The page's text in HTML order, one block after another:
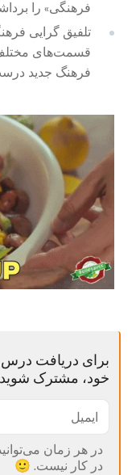
فرهنگی» را
تلفیق گرایی
قسمت‌های
فرهنگ جدید
برای دریافت
خود، مشترک
در هر زمان
در کار نیست. 🙂